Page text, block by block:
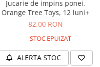
Jucarie de impins ponei,
Orange Tree Toys, 12 luni+
82,00 RON
STOC EPUIZAT
ALERTA STOC